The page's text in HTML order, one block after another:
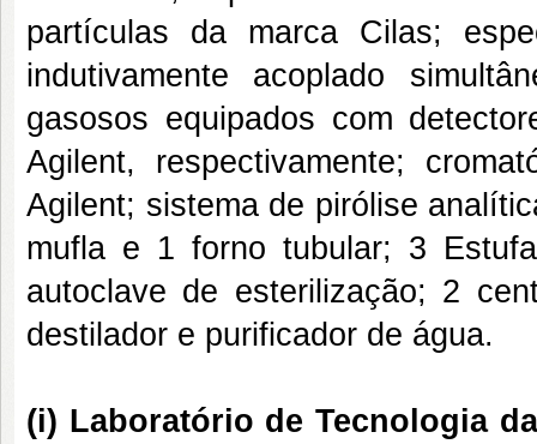
partículas da marca Cilas;
indutivamente acoplado
gasosos equipados com
Agilent, respectivamente;
Agilent; sistema de pirólise
mufla e 1 forno tubular; 3
autoclave de esterilização; 2
destilador e purificador de água.
(i) Laboratório de Tecnologia